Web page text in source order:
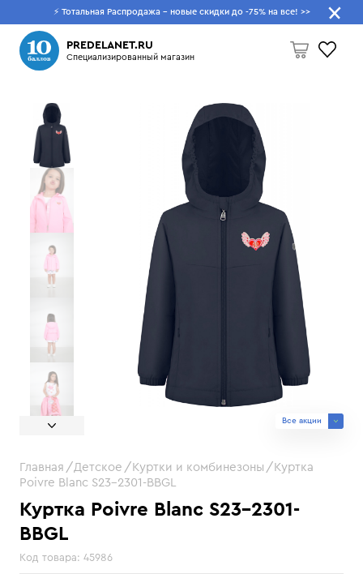
⚡ Тотальная Распродажа - новые скидки до -75% на все! >>
PREDELANET.RU
Специализированный магазин
Пусто
Что будем искать?
Куртка Poivre Blanc S23-2301-
BBGL
Код товара: 45986
Все акции
Главная Детское Куртки и комбинезоны
Куртка
Poivre Blanc S23-2301-BBGL